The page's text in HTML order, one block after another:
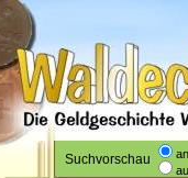
Suchvorschau
an